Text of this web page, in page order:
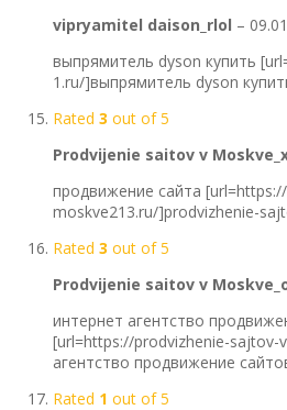
vipryamitel daison_rlol –
выпрямитель dyson купить
1.ru/]выпрямитель dyson
Rated 3 out of 5
Prodvijenie saitov v
продвижение сайта
moskve213.ru/]prodvizhenie-
Rated 3 out of 5
Prodvijenie saitov v
интернет агентство
[url=https://prodvizhenie-sajtov-
агентство продвижение
Rated 1 out of 5